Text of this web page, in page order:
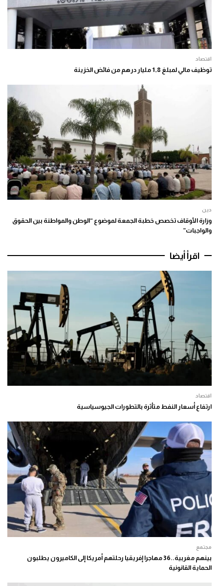
اقتصاد
توظيف مالي لمبلغ 1,8 مليار درهم من فائض الخزينة
دين
وزارة الأوقاف تخصص خطبة الجمعة لموضوع “الوطن والمواطنة بين الحقوق
والواجبات”
اقرأ أيضا
اقتصاد
ارتفاع أسعار النفط متأثرة بالتطورات الجيوسياسية
مجتمع
بينهم مغربية..36 مهاجرا إفريقيا رحلتهم أمريكا إلى الكاميرون يطلبون
الحماية القانونية